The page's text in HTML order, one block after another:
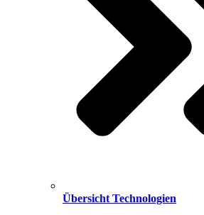
Übersicht Technologien